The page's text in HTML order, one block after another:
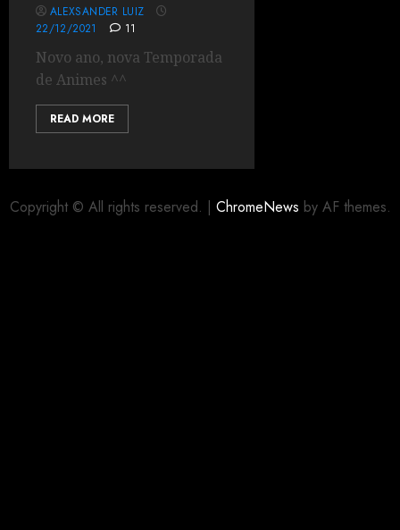
ALEXSANDER LUIZ
22/12/2021
11
Novo ano, nova Temporada
de Animes ^^
READ MORE
Copyright © All rights reserved. | ChromeNews by AF themes.